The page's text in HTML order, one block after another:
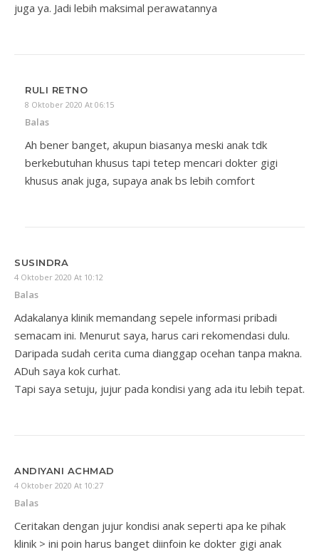
juga ya. Jadi lebih maksimal perawatannya
RULI RETNO
8 Oktober 2020 At 06:15
Balas
Ah bener banget, akupun biasanya meski anak tdk
berkebutuhan khusus tapi tetep mencari dokter gigi
khusus anak juga, supaya anak bs lebih comfort
SUSINDRA
4 Oktober 2020 At 10:12
Balas
Adakalanya klinik memandang sepele informasi pribadi
semacam ini. Menurut saya, harus cari rekomendasi dulu.
Daripada sudah cerita cuma dianggap ocehan tanpa makna.
ADuh saya kok curhat.
Tapi saya setuju, jujur pada kondisi yang ada itu lebih tepat.
ANDIYANI ACHMAD
4 Oktober 2020 At 10:27
Balas
Ceritakan dengan jujur kondisi anak seperti apa ke pihak
klinik > ini poin harus banget diinfoin ke dokter gigi anak